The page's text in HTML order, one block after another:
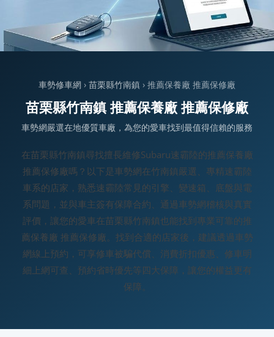
車勢修車網 › 苗栗縣竹南鎮 › 推薦保養廠 推薦保修廠
苗栗縣竹南鎮 推薦保養廠 推薦保修廠
車勢網嚴選在地優質車廠，為您的愛車找到最值得信賴的服務
在苗栗縣竹南鎮尋找擅長維修Subaru速霸陸的推薦保養廠
推薦保修廠嗎？以下是車勢網在竹南鎮嚴選、專精速霸陸
車系的店家，熟悉速霸陸常見的引擎、變速箱、底盤與電
系問題，並與車主簽有保障合約、通過車勢網稽核與真實
評價，讓您的愛車在苗栗縣竹南鎮也能找到專業可靠的推
薦保養廠 推薦保修廠。找到合適的店家後，建議透過車勢
網線上預約，可享修車被騙代償、消費折扣優惠、修車明
細上網可查、預約省時優先等四大保障，讓您的權益更有
保障。